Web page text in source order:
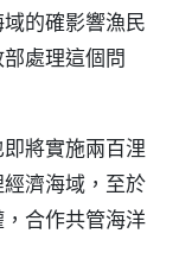
的確影響漁民
處理這個問
將實施兩百浬
濟海域，至於
合作共管海洋